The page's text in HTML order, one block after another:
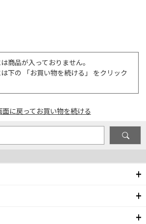
商品が入っておりません。
下の 「お買い物を続ける」 をクリック
面に戻ってお買い物を続ける